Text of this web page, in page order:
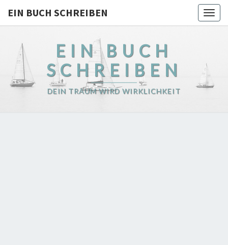
EIN BUCH SCHREIBEN
EIN BUCH
SCHREIBEN
DEIN TRAUM WIRD WIRKLICHKEIT